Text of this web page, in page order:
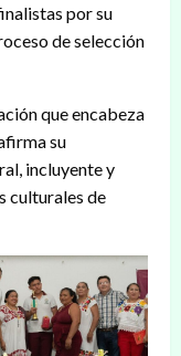
por su
de selección
que encabeza
su
incluyente y
culturales de